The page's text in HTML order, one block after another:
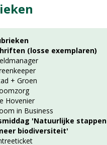
(losse exemplaren)
+ Groen
Hovenier
in Business
'Natuurlijke stappen
biodiversiteit'